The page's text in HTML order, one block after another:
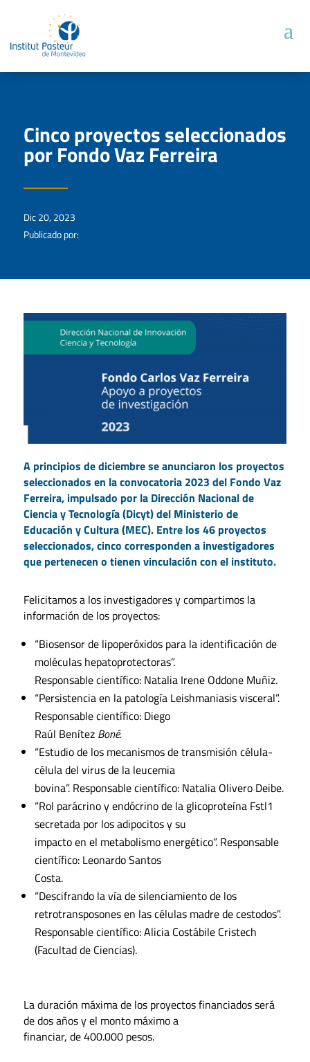
Cinco proyectos seleccionados
por Fondo Vaz Ferreira
Dic 20, 2023
Publicado por:
A principios de diciembre se anunciaron los proyectos
seleccionados en la convocatoria 2023 del Fondo Vaz
Ferreira, impulsado por la Dirección Nacional de
Ciencia y Tecnología (Dicyt) del Ministerio de
Educación y Cultura (MEC). Entre los 46 proyectos
seleccionados, cinco corresponden a investigadores
que pertenecen o tienen vinculación con el instituto.
Felicitamos a los investigadores y compartimos la
información de los proyectos:
“Biosensor de lipoperóxidos para la identificación de
moléculas hepatoprotectoras”.
Responsable científico: Natalia Irene Oddone Muñiz.
“Persistencia en la patología Leishmaniasis visceral”.
Responsable científico: Diego
Raúl Benítez Boné.
“Estudio de los mecanismos de transmisión célula-
célula del virus de la leucemia
bovina”. Responsable científico: Natalia Olivero Deibe.
“Rol parácrino y endócrino de la glicoproteína Fstl1
secretada por los adipocitos y su
impacto en el metabolismo energético”. Responsable
científico: Leonardo Santos
Costa.
“Descifrando la vía de silenciamiento de los
retrotransposones en las células madre de cestodos”.
Responsable científico: Alicia Costábile Cristech
(Facultad de Ciencias).
La duración máxima de los proyectos financiados será
de dos años y el monto máximo a
financiar, de 400.000 pesos.